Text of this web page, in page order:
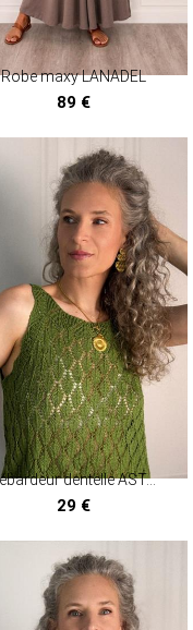
Robe maxy LANADEL
89 €
Débardeur dentelle ASTANA
29 €